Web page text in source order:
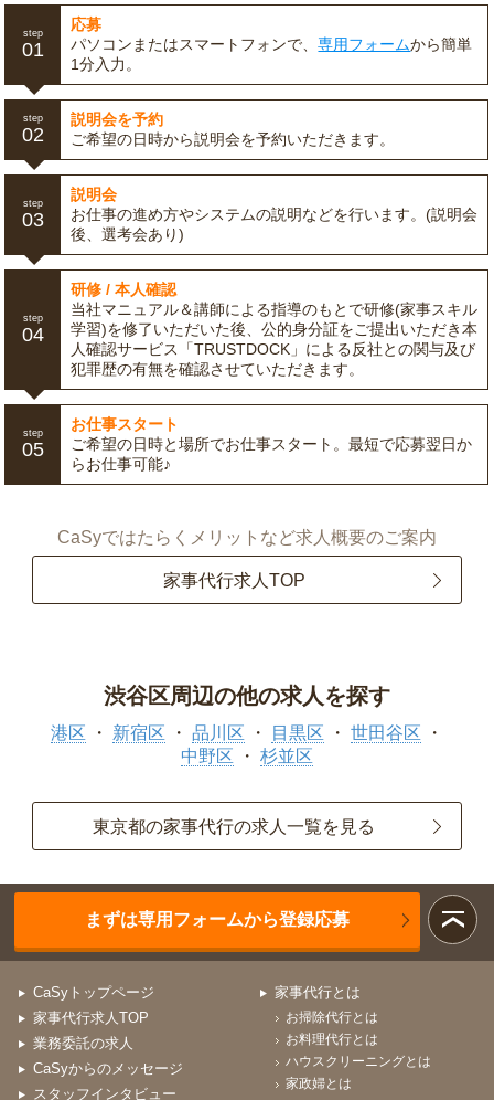
step
01
応募
パソコンまたはスマートフォンで、専用フォームから簡単
1分入力。
step
02
説明会を予約
ご希望の日時から説明会を予約いただきます。
step
03
説明会
お仕事の進め方やシステムの説明などを行います。(説明会
後、選考会あり)
step
04
研修 / 本人確認
当社マニュアル＆講師による指導のもとで研修(家事スキル
学習)を修了いただいた後、公的身分証をご提出いただき本
人確認サービス「TRUSTDOCK」による反社との関与及び
犯罪歴の有無を確認させていただきます。
step
05
お仕事スタート
ご希望の日時と場所でお仕事スタート。最短で応募翌日か
らお仕事可能♪
CaSyではたらくメリットなど求人概要のご案内
家事代行求人TOP
渋谷区周辺の他の求人を探す
港区 新宿区 品川区 目黒区
世田谷区
中野区
杉並区
東京都の家事代行の求人一覧を見る
まずは専用フォームから登録応募
CaSyトップページ
家事代行求人TOP
業務委託の求人
CaSyからのメッセージ
スタッフインタビュー
家事代行とは
お掃除代行とは
お料理代行とは
ハウスクリーニングとは
家政婦とは